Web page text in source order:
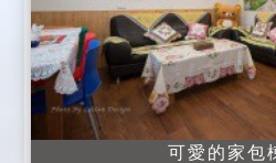
資訊服務
可愛的家包